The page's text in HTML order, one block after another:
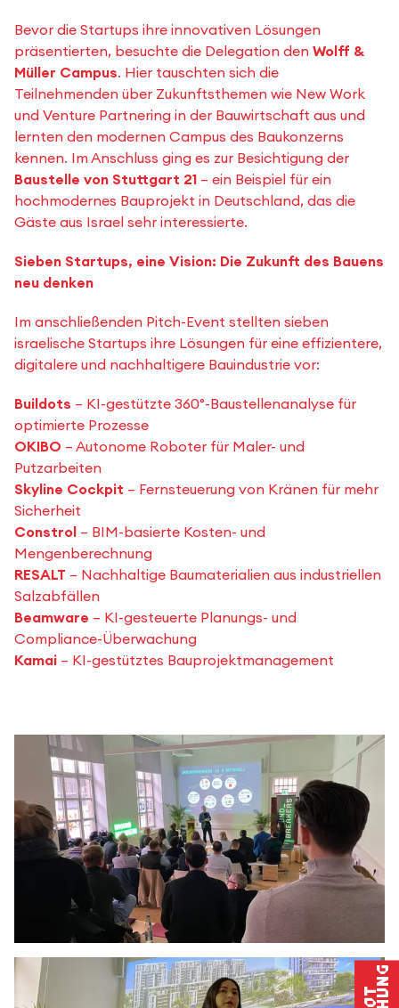
Bevor die Startups ihre innovativen Lösungen
präsentierten, besuchte die Delegation den Wolff &
Müller Campus. Hier tauschten sich die
Teilnehmenden über Zukunftsthemen wie New Work
und Venture Partnering in der Bauwirtschaft aus und
lernten den modernen Campus des Baukonzerns
kennen. Im Anschluss ging es zur Besichtigung der
Baustelle von Stuttgart 21 – ein Beispiel für ein
hochmodernes Bauprojekt in Deutschland, das die
Gäste aus Israel sehr interessierte.
Sieben Startups, eine Vision: Die Zukunft des Bauens
neu denken
Im anschließenden Pitch-Event stellten sieben
israelische Startups ihre Lösungen für eine effizientere,
digitalere und nachhaltigere Bauindustrie vor:
Buildots – KI-gestützte 360°-Baustellenanalyse für
optimierte Prozesse
OKIBO – Autonome Roboter für Maler- und
Putzarbeiten
Skyline Cockpit – Fernsteuerung von Kränen für mehr
Sicherheit
Constrol – BIM-basierte Kosten- und
Mengenberechnung
RESALT – Nachhaltige Baumaterialien aus industriellen
Salzabfällen
Beamware – KI-gesteuerte Planungs- und
Compliance-Überwachung
Kamai – KI-gestütztes Bauprojektmanagement